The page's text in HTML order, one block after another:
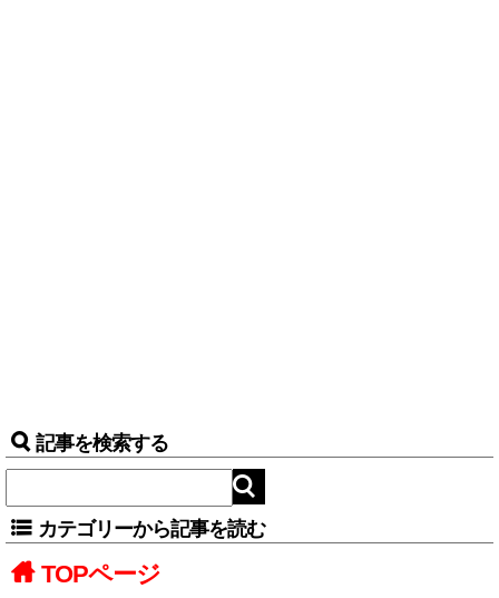
記事を検索する
カテゴリーから記事を読む
TOPページ